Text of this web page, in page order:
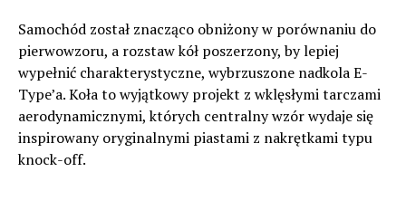
Samochód został znacząco obniżony w porównaniu do
pierwowzoru, a rozstaw kół poszerzony, by lepiej
wypełnić charakterystyczne, wybrzuszone nadkola E-
Type’a. Koła to wyjątkowy projekt z wklęsłymi tarczami
aerodynamicznymi, których centralny wzór wydaje się
inspirowany oryginalnymi piastami z nakrętkami typu
knock-off.